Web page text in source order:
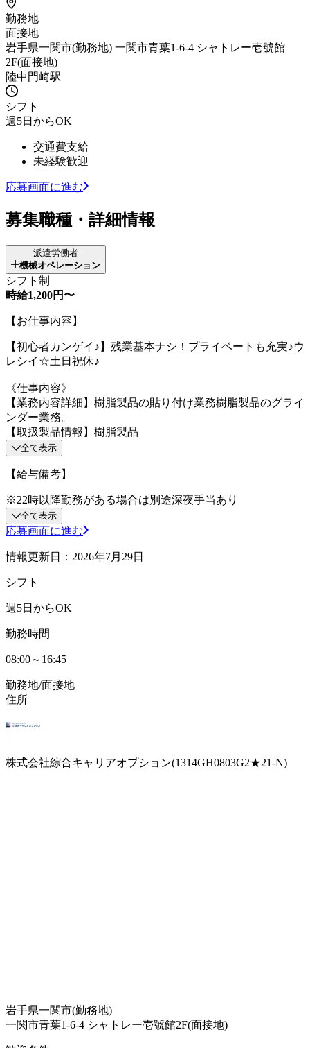
勤務地
面接地
岩手県一関市(勤務地) 一関市青葉1-6-4 シャトレー壱號館
2F(面接地)
陸中門崎駅
シフト
週5日からOK
交通費支給
未経験歓迎
応募画面に進む
募集職種・詳細情報
派遣労働者
機械オペレーション
シフト制
時給1,200円〜
【お仕事内容】
【初心者カンゲイ♪】残業基本ナシ！プライベートも充実♪ウ
レシイ☆土日祝休♪
《仕事内容》
【業務内容詳細】樹脂製品の貼り付け業務樹脂製品のグライ
ンダー業務。
【取扱製品情報】樹脂製品
全て表示
【給与備考】
※22時以降勤務がある場合は別途深夜手当あり
全て表示
応募画面に進む
情報更新日：2026年7月29日
シフト
週5日からOK
勤務時間
08:00～16:45
勤務地/面接地
住所
株式会社綜合キャリアオプション(1314GH0803G2★21-N)
岩手県一関市(勤務地)
一関市青葉1-6-4 シャトレー壱號館2F(面接地)